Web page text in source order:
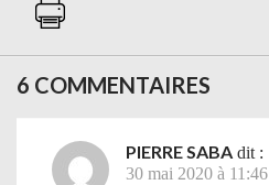
6 COMMENTAIRES
PIERRE SABA dit :
30 mai 2020 à 11:46